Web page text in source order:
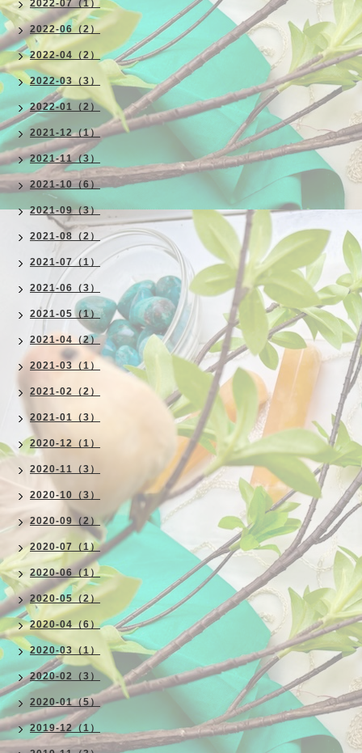
2022-07（1）
2022-06（2）
2022-04（2）
2022-03（3）
2022-01（2）
2021-12（1）
2021-11（3）
2021-10（6）
2021-09（3）
2021-08（2）
2021-07（1）
2021-06（3）
2021-05（1）
2021-04（2）
2021-03（1）
2021-02（2）
2021-01（3）
2020-12（1）
2020-11（3）
2020-10（3）
2020-09（2）
2020-07（1）
2020-06（1）
2020-05（2）
2020-04（6）
2020-03（1）
2020-02（3）
2020-01（5）
2019-12（1）